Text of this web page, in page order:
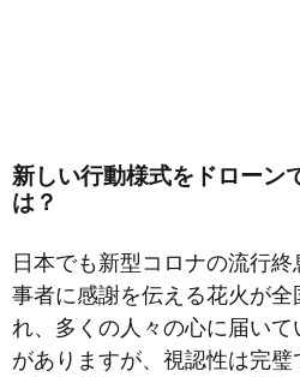
新しい行動様式をドローン
は？
日本でも新型コロナの流行
事者に感謝を伝える花火が全
れ、多くの人々の心に届い
がありますが、視認性は完